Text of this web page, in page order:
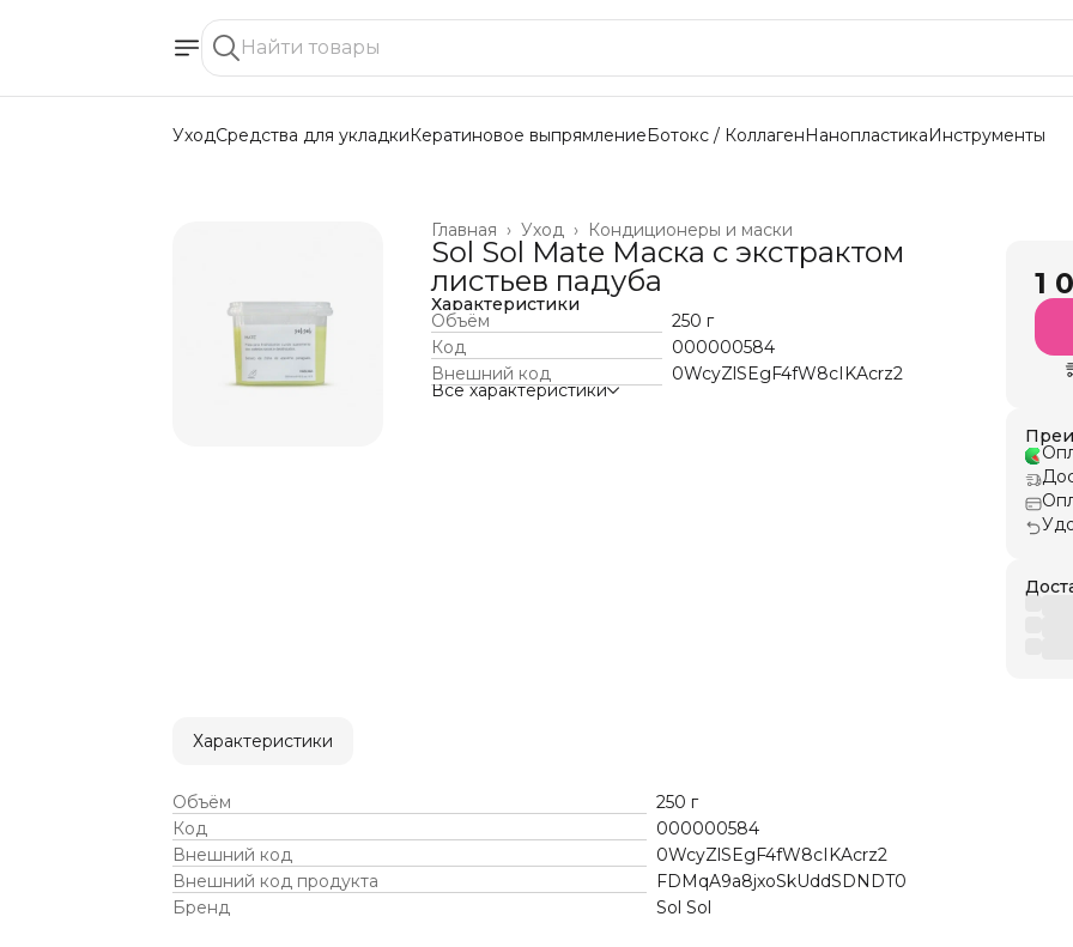
УходСредства для укладкиКератиновое выпрямлениеБотокс / КоллагенНанопластикаИнструменты
Кондиционеры и маски
Уход ›
Главная ›
Sol Sol Mate Маска с экстрактом
листьев падуба
Характеристики
Объём
250 г
Код
000000584
Внешний код
0WcyZlSEgF4fW8cIKAcrz2
Все характеристики
1
Характеристики
Объём
250 г
Код
000000584
Внешний код
0WcyZlSEgF4fW8cIKAcrz2
Внешний код продукта
FDMqA9a8jxoSkUddSDNDT0
Бренд
Sol Sol